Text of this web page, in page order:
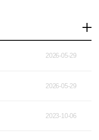
2026-05-29
2026-05-29
2023-10-06